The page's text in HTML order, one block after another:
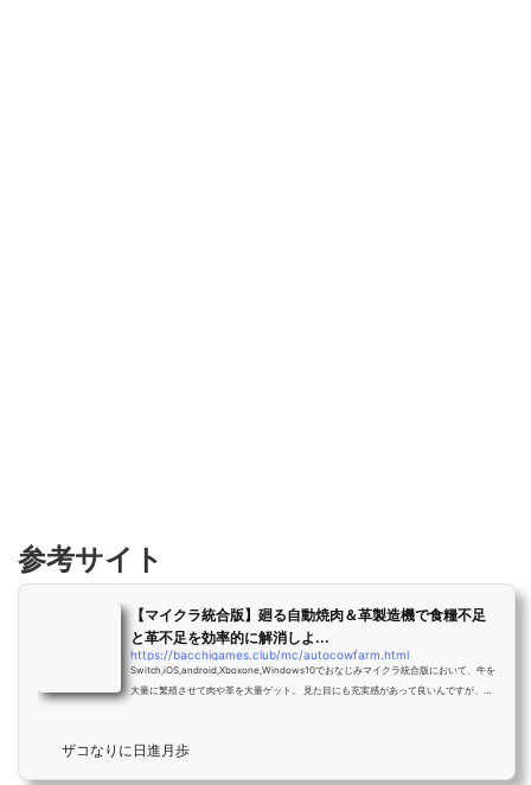
参考サイト
【マイクラ統合版】廻る自動焼肉＆革製造機で食糧不足
と革不足を効率的に解消しよ...
https://bacchigames.club/mc/autocowfarm.html
Switch,iOS,android,Xboxone,Windows10でおなじみマイクラ統合版において、牛を
大量に繁殖させて肉や革を大量ゲット。 見た目にも充実感があって良いんですが、実
離内に同時稼働する複数の施設を配置しておいた方が効率いい
ザコなりに日進月歩